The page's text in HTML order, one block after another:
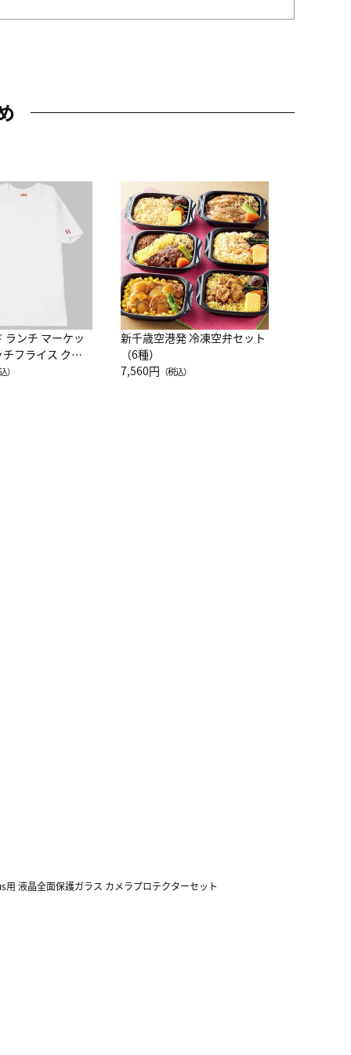
ランチ マーケッ
フライス クル
半袖Ｔシャツ
）
新千歳空港発 冷凍空弁セット
（6種）
7,560円 （税込）
用 液晶全面保護ガラス カメラプロテクターセット